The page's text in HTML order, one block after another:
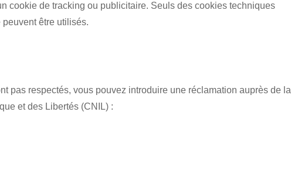
cookie de tracking ou publicitaire. Seuls des cookies techniques
être utilisés.
pas respectés, vous pouvez introduire une réclamation auprès de la
et des Libertés (CNIL) :